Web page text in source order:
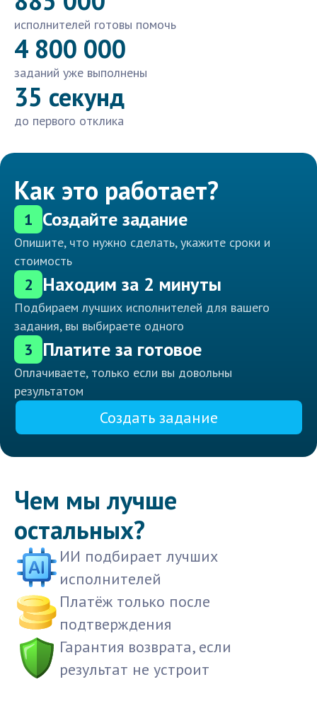
исполнителей готовы помочь
4 800 000
заданий уже выполнены
35 секунд
до первого отклика
Как это работает?
1 Создайте задание
Опишите, что нужно сделать, укажите сроки и
стоимость
2 Находим за 2 минуты
Подбираем лучших исполнителей для вашего
задания, вы выбираете одного
3 Платите за готовое
Оплачиваете, только если вы довольны
результатом
Создать задание
Чем мы лучше
остальных?
ИИ подбирает лучших
исполнителей
Платёж только после
подтверждения
Гарантия возврата, если
результат не устроит